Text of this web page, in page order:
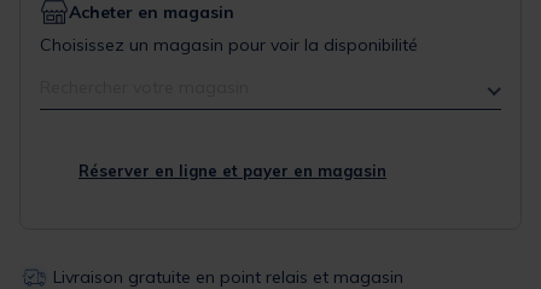
Acheter en magasin
Choisissez un magasin pour voir la disponibilité
Réserver en ligne et payer en magasin
Livraison gratuite en point relais et magasin